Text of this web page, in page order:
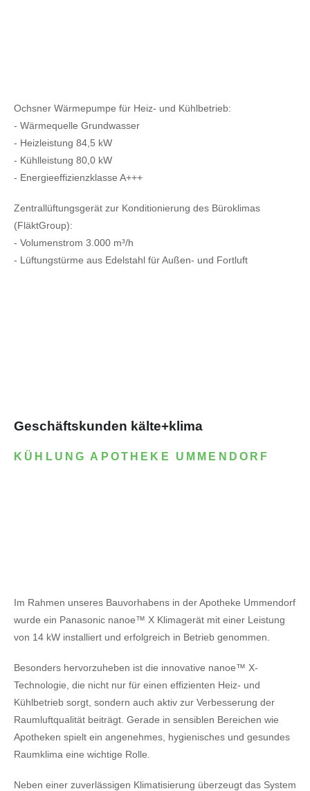
Ochsner Wärmepumpe für Heiz- und Kühlbetrieb:
- Wärmequelle Grundwasser
- Heizleistung 84,5 kW
- Kühlleistung 80,0 kW
- Energieeffizienzklasse A+++
Zentrallüftungsgerät zur Konditionierung des Büroklimas
(FläktGroup):
- Volumenstrom 3.000 m³/h
- Lüftungstürme aus Edelstahl für Außen- und Fortluft
Geschäftskunden kälte+klima
KÜHLUNG APOTHEKE UMMENDORF
Im Rahmen unseres Bauvorhabens in der Apotheke Ummendorf
wurde ein Panasonic nanoe™ X Klimagerät mit einer Leistung
von 14 kW installiert und erfolgreich in Betrieb genommen.
Besonders hervorzuheben ist die innovative nanoe™ X-
Technologie, die nicht nur für einen effizienten Heiz- und
Kühlbetrieb sorgt, sondern auch aktiv zur Verbesserung der
Raumluftqualität beiträgt. Gerade in sensiblen Bereichen wie
Apotheken spielt ein angenehmes, hygienisches und gesundes
Raumklima eine wichtige Rolle.
Neben einer zuverlässigen Klimatisierung überzeugt das System